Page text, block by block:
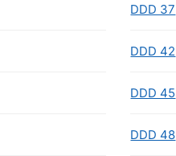
DDD 37
DDD 42
DDD 45
DDD 48